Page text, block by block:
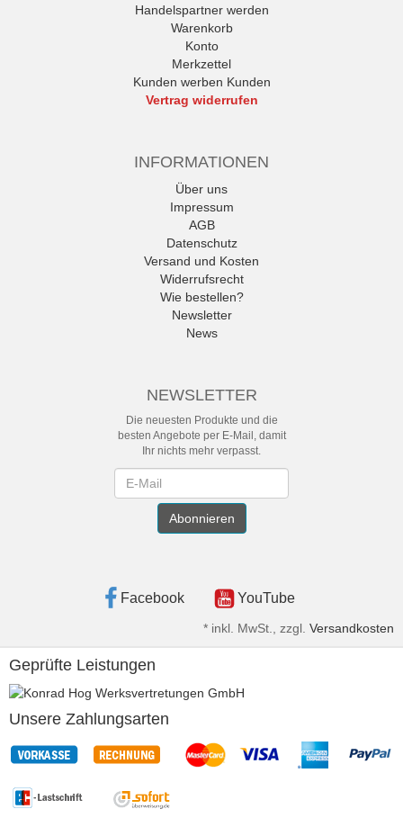
Handelspartner werden
Warenkorb
Konto
Merkzettel
Kunden werben Kunden
Vertrag widerrufen
INFORMATIONEN
Über uns
Impressum
AGB
Datenschutz
Versand und Kosten
Widerrufsrecht
Wie bestellen?
Newsletter
News
NEWSLETTER
Die neuesten Produkte und die
besten Angebote per E-Mail, damit
Ihr nichts mehr verpasst.
Abonnieren
Facebook YouTube
* inkl. MwSt., zzgl. Versandkosten
Geprüfte Leistungen
Unsere Zahlungsarten